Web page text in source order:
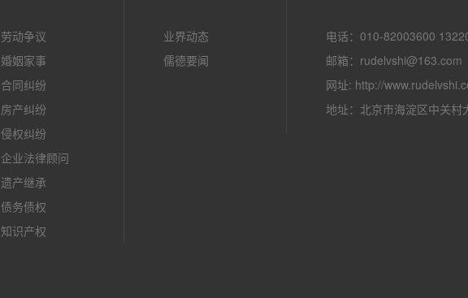
劳动争议
婚姻家事
合同纠纷
房产纠纷
侵权纠纷
企业法律顾问
遗产继承
债务债权
知识产权
业界动态
儒德要闻
电话：010-82003600
邮箱：rudelvshi@163.com
网址: http://
地址：北京市海淀区中关